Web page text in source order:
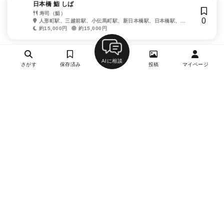
日本橋 鮨 しば
寿司（鮨）
人形町駅、三越前駅、小伝馬町駅、新日本橋駅、日本橋駅、茅
場町駅、水天宮前駅、馬喰横山駅
約15,000円 約15,000円
0
さがす 保存済み
AIに相談
投稿 マイページ